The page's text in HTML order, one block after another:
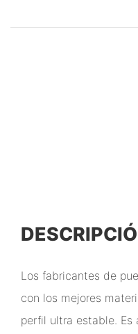
Los fabricantes de
con los mejores
perfil ultra estable. Es